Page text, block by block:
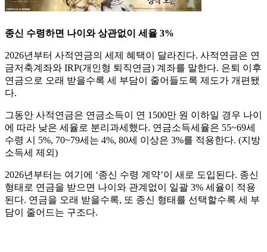
종신 수령하면 나이와 상관없이 세율 3%
2026년부터 사적연금의 세제 혜택이 달라진다. 사적연금은 연
금저축계좌와 IRP(개인형 퇴직연금) 계좌를 말한다. 은퇴 이후
연금으로 오래 받을수록 세 부담이 줄어들도록 제도가 개편됐
다.
그동안 사적연금은 연금소득이 연 1500만 원 이하일 경우 나이
에 따라 낮은 세율로 분리과세했다. 연금소득세율은 55~69세
수령 시 5%, 70~79세는 4%, 80세 이상은 3%를 적용한다. (지방
소득세 제외)
2026년부터는 여기에 ‘종신 수령 계약’이 새로 도입된다. 종신
형태로 연금을 받으면 나이와 관계없이 일괄 3% 세율이 적용
된다. 연금을 오래 받을수록, 또 종신 형태를 선택할수록 세 부
담이 줄어드는 구조다.